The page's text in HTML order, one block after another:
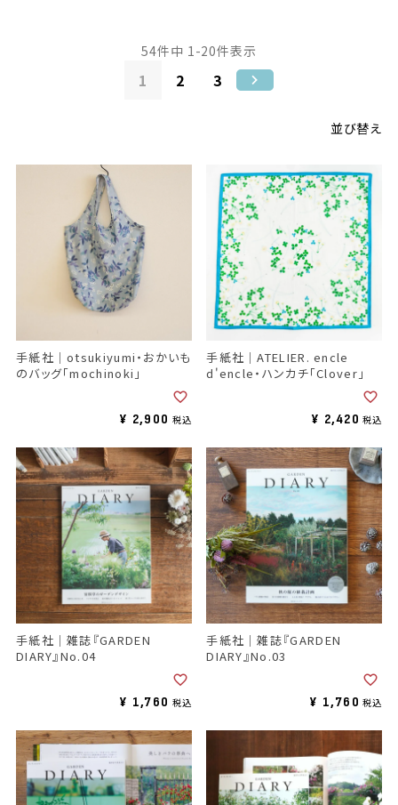
並び替え
54件中 1 -20件表示
1 2 3
手紙社｜otsukiyumi・おかいも
のバッグ「mochinoki」
¥ 2,900 税込
手紙社｜ATELIER. encle
d'encle・ハンカチ「Clover」
¥ 2,420 税込
手紙社｜雑誌『GARDEN
DIARY』No.04
¥ 1,760 税込
手紙社｜雑誌『GARDEN
DIARY』No.03
¥ 1,760 税込